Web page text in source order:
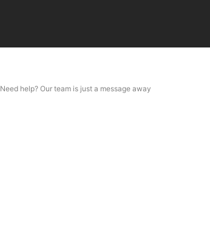
Need help? Our team is just a message away